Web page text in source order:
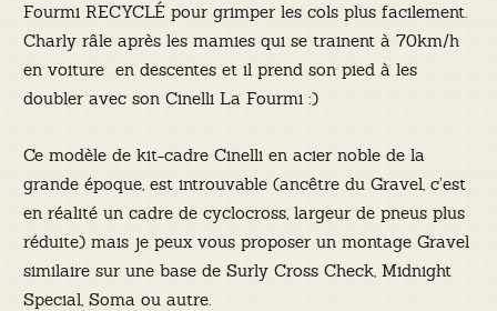
Fourmi RECYCLÉ pour grimper les cols plus facilement.
Charly râle après les mamies qui se trainent à 70km/h
en voiture en descentes et il prend son pied à les
doubler avec son Cinelli La Fourmi :)
Ce modèle de kit-cadre Cinelli en acier noble de la
grande époque, est introuvable (ancêtre du Gravel, c’est
en réalité un cadre de cyclocross, largeur de pneus plus
réduite) mais je peux vous proposer un montage Gravel
similaire sur une base de Surly Cross Check, Midnight
Special, Soma ou autre.